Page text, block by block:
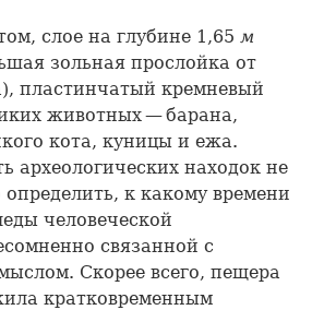
слое на глубине 1,65 м
зольная прослойка от
пластинчатый кремневый
животных — барана,
кота, куницы и ежа.
археологических находок не
определить, к какому времени
человеческой
связанной с
Скорее всего, пещера
кратковременным